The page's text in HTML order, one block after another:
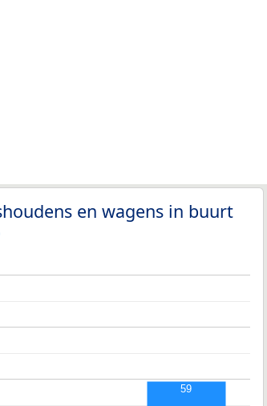
en wagens in buurt
59